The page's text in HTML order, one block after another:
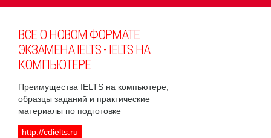
ВСЕ О НОВОМ ФОРМАТЕ
ЭКЗАМЕНА IELTS - IELTS НА
КОМПЬЮТЕРЕ
Преимущества IELTS на компьютере,
образцы заданий и практические
материалы по подготовке
http://cdielts.ru